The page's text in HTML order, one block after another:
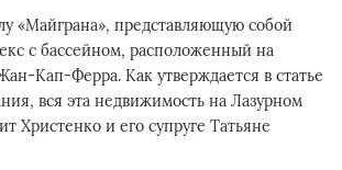
«Майграна», представляющую собой
с бассейном, расположенный на
Кап-Ферра. Как утверждается в статье
вся эта недвижимость на Лазурном
Христенко и его супруге Татьяне